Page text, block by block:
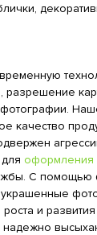
фотографии.
качество
оформления
С
украшенные
и